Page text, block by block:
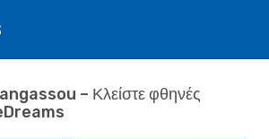
– Κλείστε φθηνές